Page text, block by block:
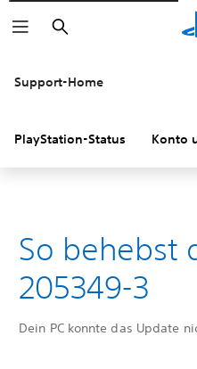
Suchen
Support-Home
PlayStation-Status Konto
So behebst
205349-3
Dein PC konnte das Update